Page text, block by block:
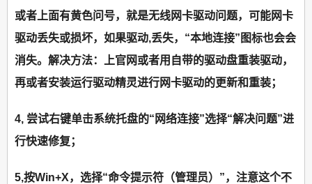
或者上面有黄色问号，就是无线网卡驱动问题，可能网卡
驱动丢失或损坏，如果驱动,丢失，“本地连接”图标也会会
消失。解决方法：上官网或者用自带的驱动盘重装驱动，
再或者安装运行驱动精灵进行网卡驱动的更新和重装；
4, 尝试右键单击系统托盘的“网络连接”选择“解决问题”进
行快速修复；
5,按Win+X，选择“命令提示符（管理员）”，注意这个不